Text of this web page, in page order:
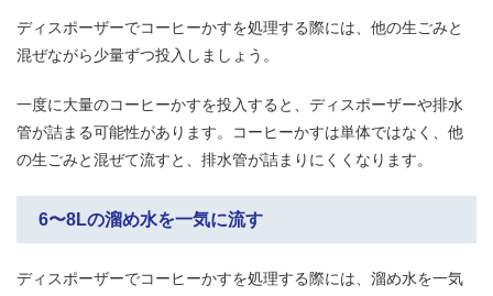
ディスポーザーでコーヒーかすを処理する際には、他の生ごみと
混ぜながら少量ずつ投入しましょう。
一度に大量のコーヒーかすを投入すると、ディスポーザーや排水
管が詰まる可能性があります。コーヒーかすは単体ではなく、他
の生ごみと混ぜて流すと、排水管が詰まりにくくなります。
6〜8Lの溜め水を一気に流す
ディスポーザーでコーヒーかすを処理する際には、溜め水を一気